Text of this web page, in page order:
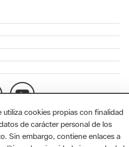
Llacuna, 1a planta. Badajoz, 49.
cookies propias con finalidad
de carácter personal de los
Sin embargo, contiene enlaces a